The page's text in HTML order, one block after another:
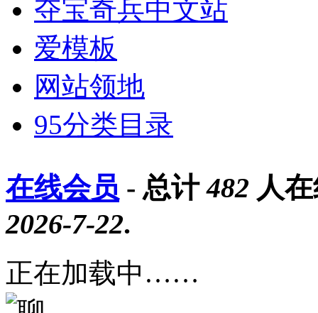
夺宝奇兵中文站
爱模板
网站领地
95分类目录
在线会员 - 总计482 人
2026-7-22.
正在加载中……